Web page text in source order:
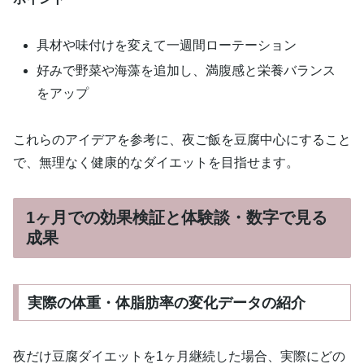
具材や味付けを変えて一週間ローテーション
好みで野菜や海藻を追加し、満腹感と栄養バランス
をアップ
これらのアイデアを参考に、夜ご飯を豆腐中心にすること
で、無理なく健康的なダイエットを目指せます。
1ヶ月での効果検証と体験談・数字で見る
成果
実際の体重・体脂肪率の変化データの紹介
夜だけ豆腐ダイエットを1ヶ月継続した場合、実際にどの